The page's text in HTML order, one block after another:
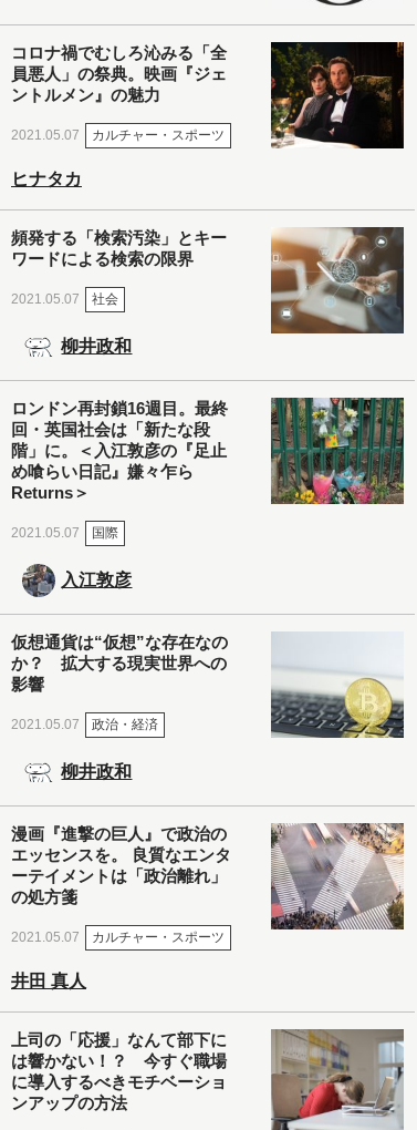
コロナ禍でむしろ沁みる「全
員悪人」の祭典。映画『ジェ
ントルメン』の魅力
2021.05.07 カルチャー・スポーツ
ヒナタカ
頻発する「検索汚染」とキー
ワードによる検索の限界
2021.05.07 社会
柳井政和
ロンドン再封鎖16週目。最終
回・英国社会は「新たな段
階」に。＜入江敦彦の『足止
め喰らい日記』嫌々乍ら
Returns＞
2021.05.07 国際
入江敦彦
仮想通貨は“仮想”な存在なの
か？ 拡大する現実世界への
影響
2021.05.07 政治・経済
柳井政和
漫画『進撃の巨人』で政治の
エッセンスを。 良質なエンタ
ーテイメントは「政治離れ」
の処方箋
2021.05.07 カルチャー・スポーツ
井田 真人
上司の「応援」なんて部下に
は響かない！？ 今すぐ職場
に導入するべきモチベーショ
ンアップの方法